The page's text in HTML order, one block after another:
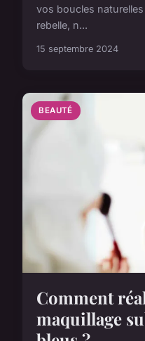
vos boucles
rebelle, n...
15 septembre 2024
BEAUTÉ
Comment
maquillage